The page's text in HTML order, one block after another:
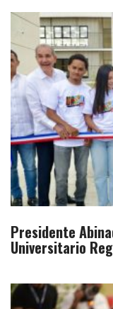
Presidente
Universitario